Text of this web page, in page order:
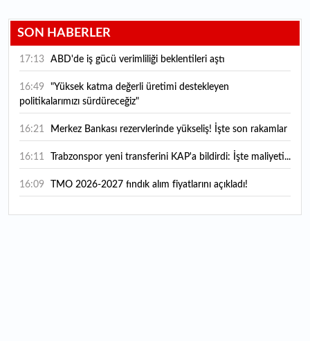
SON HABERLER
17:13 ABD'de iş gücü verimliliği beklentileri aştı
16:49
politikalarımızı sürdüreceğiz"
16:21 Merkez Bankası rezervlerinde yükseliş! İşte son rakamlar
16:11 Trabzonspor yeni transferini KAP'a bildirdi: İşte maliyeti...
16:09 TMO 2026-2027 fındık alım fiyatlarını açıkladı!
15:59 Bankacılık sektörünün toplam mevduatı geriledi